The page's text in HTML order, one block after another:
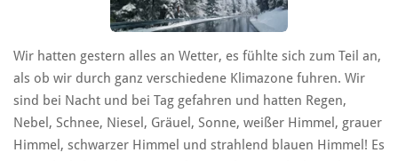
Wir hatten gestern alles an Wetter, es fühlte sich zum Teil an,
als ob wir durch ganz verschiedene Klimazone fuhren. Wir
sind bei Nacht und bei Tag gefahren und hatten Regen,
Nebel, Schnee, Niesel, Gräuel, Sonne, weißer Himmel, grauer
Himmel, schwarzer Himmel und strahlend blauen Himmel! Es